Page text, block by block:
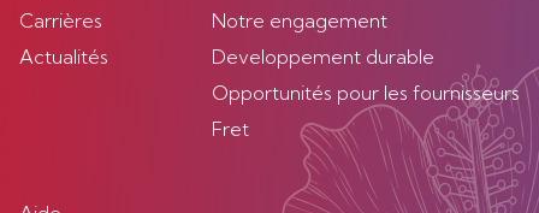
Carrières
Actualités
Notre engagement
Developpement durable
Opportunités pour les fournisseurs
Fret